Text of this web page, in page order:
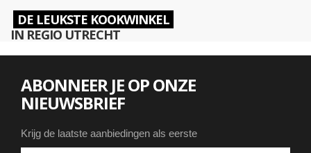
DE LEUKSTE KOOKWINKEL
IN REGIO UTRECHT
ABONNEER JE OP ONZE
NIEUWSBRIEF
Krijg de laatste aanbiedingen als eerste